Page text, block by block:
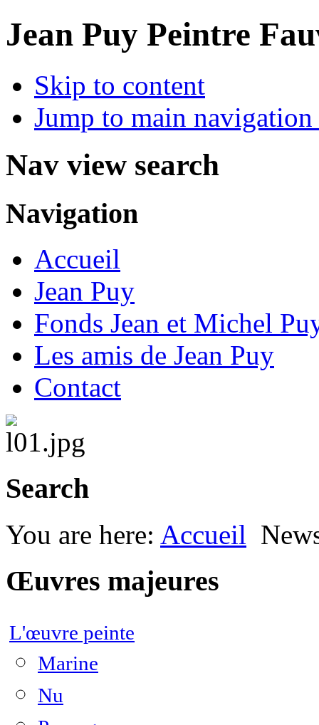
Jean Puy Peintre
Skip to content
Jump to main
Nav view search
Navigation
Accueil
Jean Puy
Fonds Jean et Michel
Les amis de Jean Puy
Contact
Search
You are here: Accueil
Œuvres majeures
L'œuvre peinte
Marine
Nu